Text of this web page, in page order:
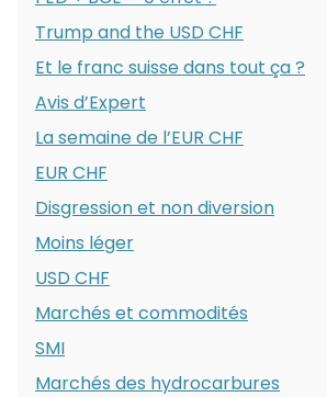
Trump and the USD CHF
Et le franc suisse dans tout ça ?
Avis d’Expert
La semaine de l’EUR CHF
EUR CHF
Disgression et non diversion
Moins léger
USD CHF
Marchés et commodités
SMI
Marchés des hydrocarbures